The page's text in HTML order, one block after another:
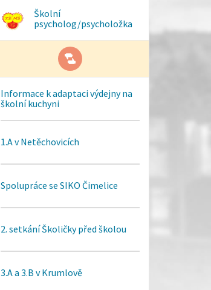
Školní
psycholog/psycholožka
Informace k adaptaci výdejny na
školní kuchyni
1.A v Netěchovicích
Spolupráce se SIKO Čimelice
2. setkání Školičky před školou
3.A a 3.B v Krumlově